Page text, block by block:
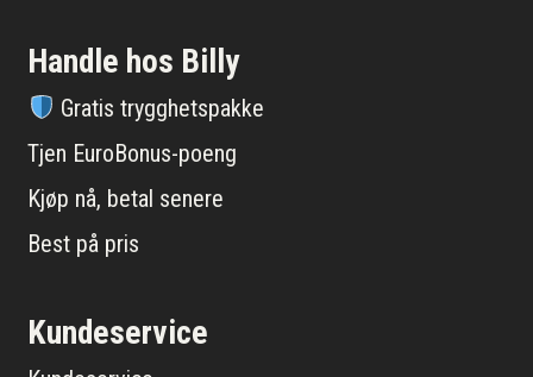
Handle hos Billy
Gratis trygghetspakke
Tjen EuroBonus-poeng
Kjøp nå, betal senere
Best på pris
Kundeservice